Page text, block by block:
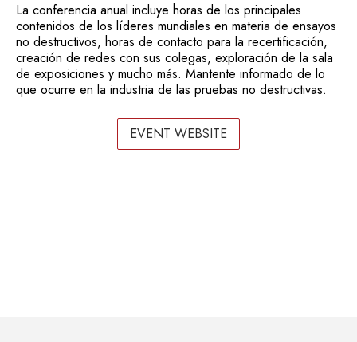
La conferencia anual incluye horas de los principales
contenidos de los líderes mundiales en materia de ensayos
no destructivos, horas de contacto para la recertificación,
creación de redes con sus colegas, exploración de la sala
de exposiciones y mucho más. Mantente informado de lo
que ocurre en la industria de las pruebas no destructivas.
EVENT WEBSITE